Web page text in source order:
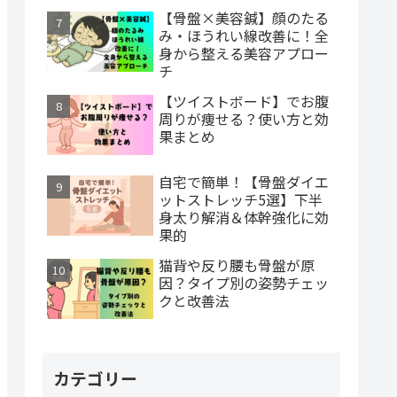
【骨盤×美容鍼】顔のたる
み・ほうれい線改善に！全
身から整える美容アプロー
チ
【ツイストボード】でお腹
周りが痩せる？使い方と効
果まとめ
自宅で簡単！【骨盤ダイエ
ットストレッチ5選】下半
身太り解消＆体幹強化に効
果的
猫背や反り腰も骨盤が原
因？タイプ別の姿勢チェッ
クと改善法
カテゴリー